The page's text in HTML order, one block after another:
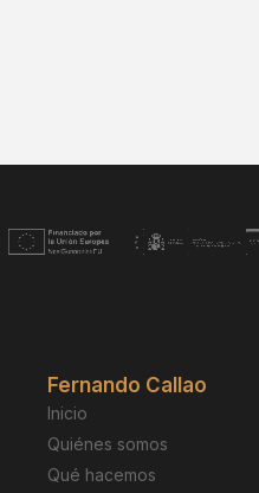
Fernando Callao
Inicio
Quiénes somos
Qué hacemos